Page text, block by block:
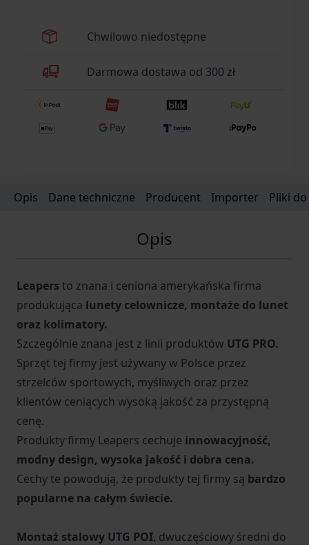
Chwilowo niedostępne
Darmowa dostawa od 300 zł
Opis Dane techniczne Producent Importer Pliki
Opis
Leapers to znana i ceniona amerykańska firma
produkująca lunety celownicze, montaże do lunet
oraz kolimatory.
Szczególnie znana jest z linii produktów UTG PRO.
Sprzęt tej firmy jest używany w Polsce przez
strzelców sportowych, myśliwych oraz przez
klientów ceniących wysoką jakość za przystępną
cenę.
Produkty firmy Leapers cechuje innowacyjność,
modny design, wysoka jakość i dobra cena.
Cechy te powodują, że produkty tej firmy są bardzo
popularne na całym świecie.
Montaż stalowy UTG POI, dwuczęściowy średni do